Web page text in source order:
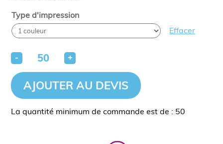
Type d'impression
Effacer
- +
AJOUTER AU DEVIS
La quantité minimum de commande est de : 50